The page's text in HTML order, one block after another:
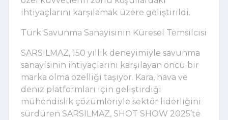
ihtiyaçlarını karşılamak üzere geliştirildi.
Türk Savunma Sanayisinin Küresel Temsilcisi
SARSILMAZ, 150 yıllık deneyimiyle savunma
sanayisinin ihtiyaçlarını karşılayan öncü bir
marka olma özelliği taşıyor. Kara, hava ve
deniz platformları için geliştirdiği
mühendislik çözümleriyle sektör liderliğini
sürdüren SARSILMAZ, SHOT SHOW 2025’te